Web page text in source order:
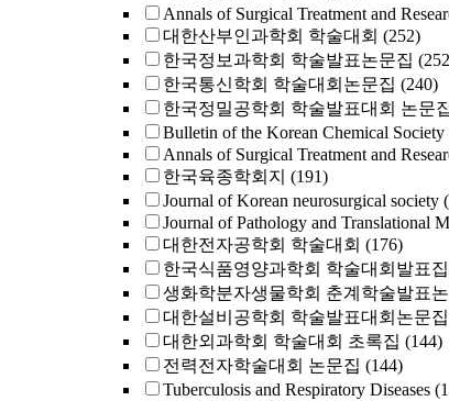
Annals of Surgical Treatment and
대한산부인과학회 학술대회 (252)
한국정보과학회 학술발표논문집
한국통신학회 학술대회논문집 (240)
한국정밀공학회 학술발표대회 논문
Bulletin of the Korean Chemical Society
Annals of Surgical Treatment and
한국육종학회지 (191)
Journal of Korean neurosurgical society
Journal of Pathology and Translational
대한전자공학회 학술대회 (176)
한국식품영양과학회 학술대회발표집
생화학분자생물학회 춘계학술발표
대한설비공학회 학술발표대회논문집
대한외과학회 학술대회 초록집 (144)
전력전자학술대회 논문집 (144)
Tuberculosis and Respiratory Diseases